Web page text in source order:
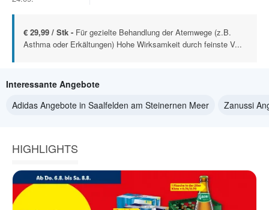
€ 29,99 / Stk - Für gezielte Behandlung der Atemwege (z.B.
Asthma oder Erkältungen) Hohe Wirksamkeit durch feinste V...
Interessante Angebote
Adidas Angebote in Saalfelden am Steinernen Meer
Zanussi
HIGHLIGHTS